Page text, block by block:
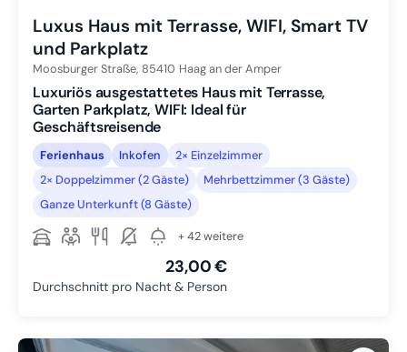
Luxus Haus mit Terrasse, WIFI, Smart TV
und Parkplatz
Moosburger Straße, 85410 Haag an der Amper
Luxuriös ausgestattetes Haus mit Terrasse,
Garten Parkplatz, WIFI: Ideal für
Geschäftsreisende
Ferienhaus Inkofen
2× Einzelzimmer
2× Doppelzimmer (2 Gäste)
Mehrbettzimmer (3 Gäste)
Ganze Unterkunft (8 Gäste)
+ 42 weitere
23,00 €
Durchschnitt pro Nacht & Person